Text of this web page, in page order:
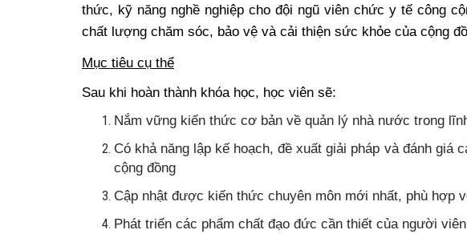
thức, kỹ năng nghề nghiệp cho đội ngũ viên chức y tế công
chất lượng chăm sóc, bảo vệ và cải thiện sức khỏe của cộng
Mục tiêu cụ thể
Sau khi hoàn thành khóa học, học viên sẽ:
Nắm vững kiến thức cơ bản về quản lý nhà nước trong
Có khả năng lập kế hoạch, đề xuất giải pháp và đánh
cộng đồng
Cập nhật được kiến thức chuyên môn mới nhất, phù hợp
Phát triển các phẩm chất đạo đức cần thiết của người